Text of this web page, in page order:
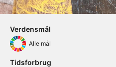
Verdensmål
Alle mål
Tidsforbrug